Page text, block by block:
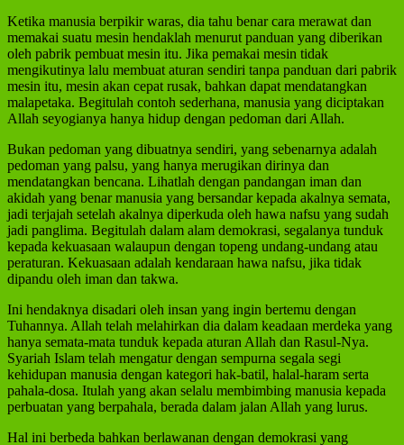
Ketika manusia berpikir waras, dia tahu benar cara merawat dan
memakai suatu mesin hendaklah menurut panduan yang diberikan
oleh pabrik pembuat mesin itu. Jika pemakai mesin tidak
mengikutinya lalu membuat aturan sendiri tanpa panduan dari pabrik
mesin itu, mesin akan cepat rusak, bahkan dapat mendatangkan
malapetaka. Begitulah contoh sederhana, manusia yang diciptakan
Allah seyogianya hanya hidup dengan pedoman dari Allah.
Bukan pedoman yang dibuatnya sendiri, yang sebenarnya adalah
pedoman yang palsu, yang hanya merugikan dirinya dan
mendatangkan bencana. Lihatlah dengan pandangan iman dan
akidah yang benar manusia yang bersandar kepada akalnya semata,
jadi terjajah setelah akalnya diperkuda oleh hawa nafsu yang sudah
jadi panglima. Begitulah dalam alam demokrasi, segalanya tunduk
kepada kekuasaan walaupun dengan topeng undang-undang atau
peraturan. Kekuasaan adalah kendaraan hawa nafsu, jika tidak
dipandu oleh iman dan takwa.
Ini hendaknya disadari oleh insan yang ingin bertemu dengan
Tuhannya. Allah telah melahirkan dia dalam keadaan merdeka yang
hanya semata-mata tunduk kepada aturan Allah dan Rasul-Nya.
Syariah Islam telah mengatur dengan sempurna segala segi
kehidupan manusia dengan kategori hak-batil, halal-haram serta
pahala-dosa. Itulah yang akan selalu membimbing manusia kepada
perbuatan yang berpahala, berada dalam jalan Allah yang lurus.
Hal ini berbeda bahkan berlawanan dengan demokrasi yang